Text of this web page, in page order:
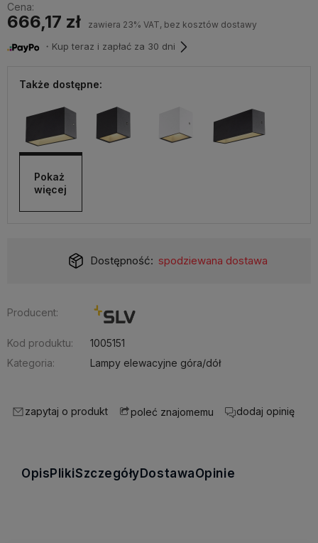
Cena:
666,17 zł zawiera 23% VAT, bez kosztów dostawy
・Kup teraz i zapłać za 30 dni
Także dostępne:
Pokaż
więcej
Dostępność: spodziewana dostawa
Producent:
Kod produktu:
1005151
Kategoria:
Lampy elewacyjne góra/dół
zapytaj o produkt poleć znajomemu dodaj opinię
Opis PlikiSzczegóły DostawaOpinie